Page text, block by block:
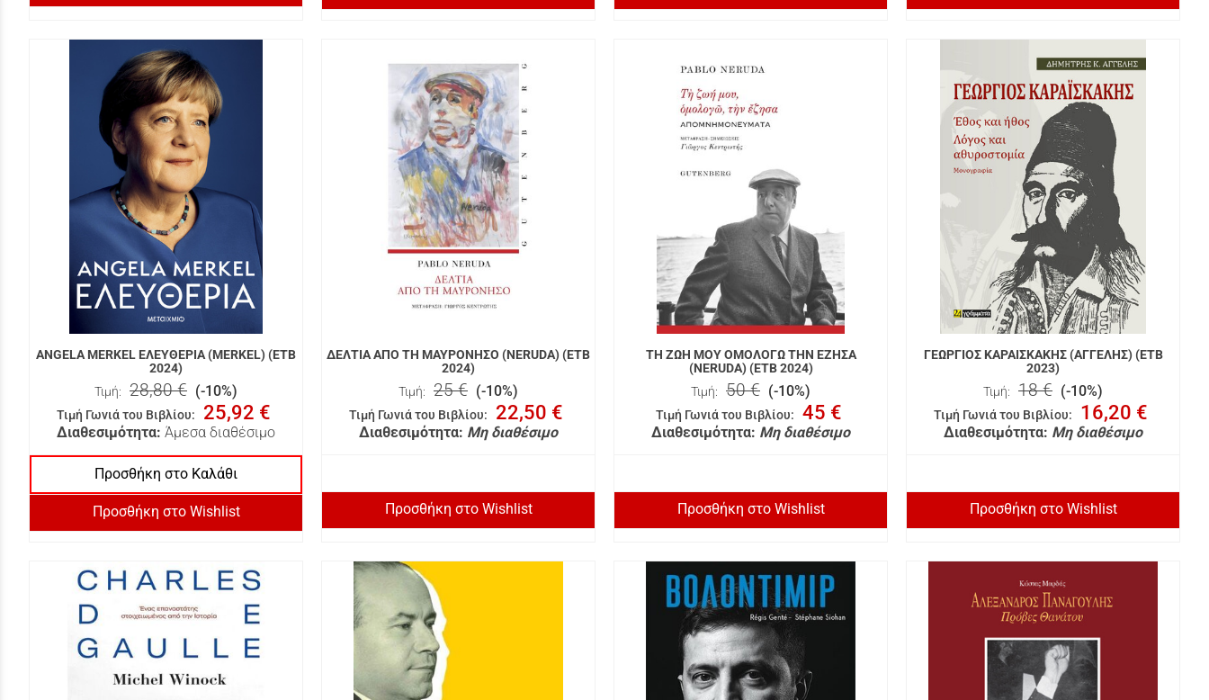
ANGELA MERKEL ΕΛΕΥΘΕΡΙΑ (MERKEL) (ΕΤΒ
2024)
Τιμή: 28,80 € (-10%)
Τιμή Γωνιά του Βιβλίου: 25,92 €
Διαθεσιμότητα: Άμεσα διαθέσιμο
Προσθήκη στο Καλάθι
Προσθήκη στο Wishlist
ΔΕΛΤΙΑ ΑΠΟ ΤΗ ΜΑΥΡΟΝΗΣΟ (NERUDA) (ΕΤΒ
2024)
Τιμή: 25 € (-10%)
Τιμή Γωνιά του Βιβλίου: 22,50 €
Διαθεσιμότητα: Μη διαθέσιμο
Προσθήκη στο Wishlist
ΤΗ ΖΩΗ ΜΟΥ ΟΜΟΛΟΓΩ ΤΗΝ ΕΖΗΣΑ
(NERUDA) (ΕΤΒ 2024)
Τιμή: 50 € (-10%)
Τιμή Γωνιά του Βιβλίου: 45 €
Διαθεσιμότητα: Μη διαθέσιμο
Προσθήκη στο Wishlist
ΓΕΩΡΓΙΟΣ ΚΑΡΑΙΣΚΑΚΗΣ (ΑΓΓΕΛΗΣ) (ΕΤΒ
2023)
Τιμή: 18 € (-10%)
Τιμή Γωνιά του Βιβλίου: 16,20 €
Διαθεσιμότητα: Μη διαθέσιμο
Προσθήκη στο Wishlist